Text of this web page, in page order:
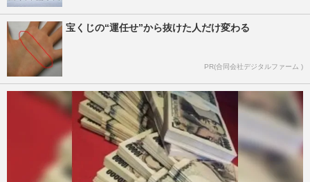
宝くじの“運任せ”から抜けた人だけ変わる
PR(合同会社デジタルファーム )